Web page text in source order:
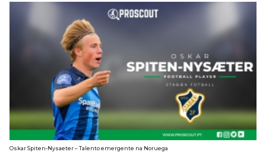
Oskar Spiten-Nysaeter – Talento emergente na Noruega